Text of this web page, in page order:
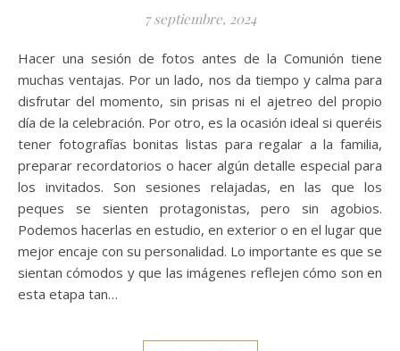
7 septiembre, 2024
Hacer una sesión de fotos antes de la Comunión tiene
muchas ventajas. Por un lado, nos da tiempo y calma para
disfrutar del momento, sin prisas ni el ajetreo del propio
día de la celebración. Por otro, es la ocasión ideal si queréis
tener fotografías bonitas listas para regalar a la familia,
preparar recordatorios o hacer algún detalle especial para
los invitados. Son sesiones relajadas, en las que los
peques se sienten protagonistas, pero sin agobios.
Podemos hacerlas en estudio, en exterior o en el lugar que
mejor encaje con su personalidad. Lo importante es que se
sientan cómodos y que las imágenes reflejen cómo son en
esta etapa tan…